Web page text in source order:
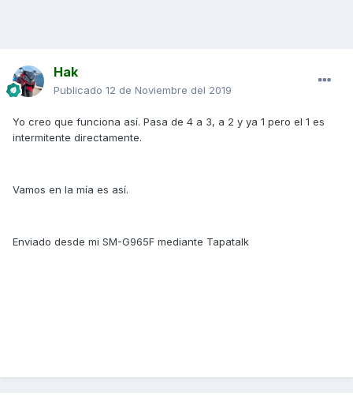
Hak
Publicado 12 de Noviembre del 2019
Yo creo que funciona así. Pasa de 4 a 3, a 2 y ya 1 pero el 1 es
intermitente directamente.
Vamos en la mía es así.
Enviado desde mi SM-G965F mediante Tapatalk